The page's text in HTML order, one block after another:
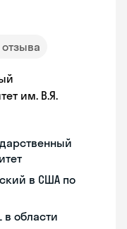
отзыва
им. В.Я.
в США по
в области